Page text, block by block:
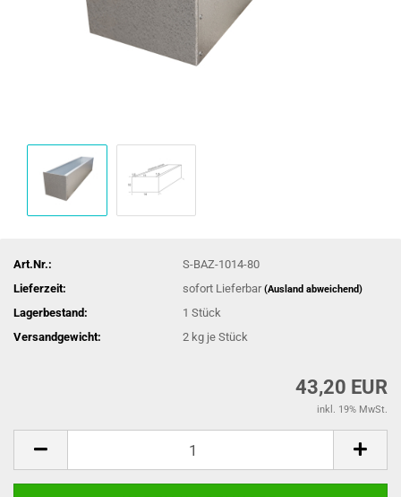
Art.Nr.:
S-BAZ-1014-80
Lieferzeit:
sofort Lieferbar(Ausland abweichend)
Lagerbestand: 1Stück
Versandgewicht:
2 kg je Stück
43,20 EUR
inkl. 19% MwSt.